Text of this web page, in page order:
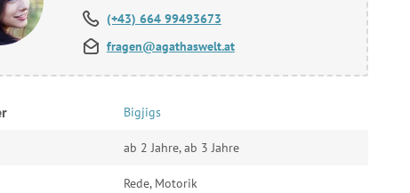
(+43) 664 99493673
fragen@agathaswelt.at
Bigjigs
ab 2 Jahre, ab 3 Jahre
Rede, Motorik